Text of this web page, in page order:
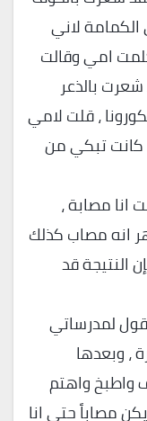
لاني
امي وقالت
شعرت بالذعر
، قلت لامي
كانت تبكي من
مصابة ،
انه مصاب كذلك
النتيجة قد
لمدرساتي
، وبعدها
واطبخ واهتم
مصاباً حتى انا